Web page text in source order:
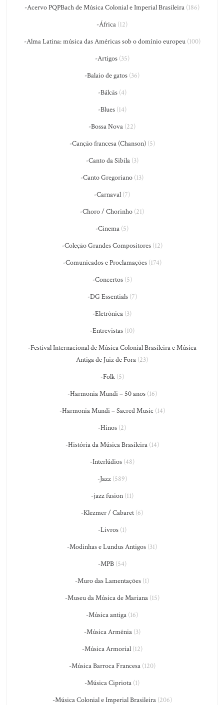
-Acervo PQPBach de Música Colonial e Imperial Brasileira (186)
-África (12)
-Alma Latina: música das Américas sob o domínio europeu(100)
-Artigos(35)
-Balaio de gatos (36)
-Bálcãs(4)
-Blues(14)
-Bossa Nova (22)
-Canção francesa (Chanson)(5)
-Canto da Sibila(3)
-Canto Gregoriano (13)
-Carnaval (7)
-Choro / Chorinho (21)
-Cinema (5)
-Coleção Grandes Compositores(12)
-Comunicados e Proclamações(174)
-Concertos(5)
-DG Essentials(7)
-Eletrônica (3)
-Entrevistas(10)
-Festival Internacional de Música Colonial Brasileira e Música
Antiga de Juiz de Fora (23)
-Folk(5)
-Harmonia Mundi – 50 anos(16)
-Harmonia Mundi – Sacred Music (14)
-Hinos (2)
-História da Música Brasileira(14)
-Interlúdios(48)
-Jazz(589)
-jazz fusion(11)
-Klezmer / Cabaret (6)
-Livros(1)
-Modinhas e Lundus Antigos (31)
-MPB(54)
-Muro das Lamentações (1)
-Museu da Música de Mariana(15)
-Música antiga (16)
-Música Armênia(3)
-Música Armorial(12)
-Música Barroca Francesa(120)
-Música Cipriota (1)
-Música Colonial e Imperial Brasileira(206)